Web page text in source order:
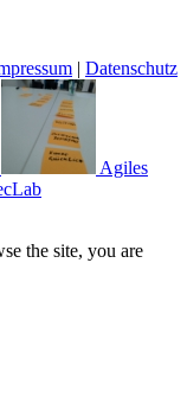
| Datenschutz
Agiles
the site, you are